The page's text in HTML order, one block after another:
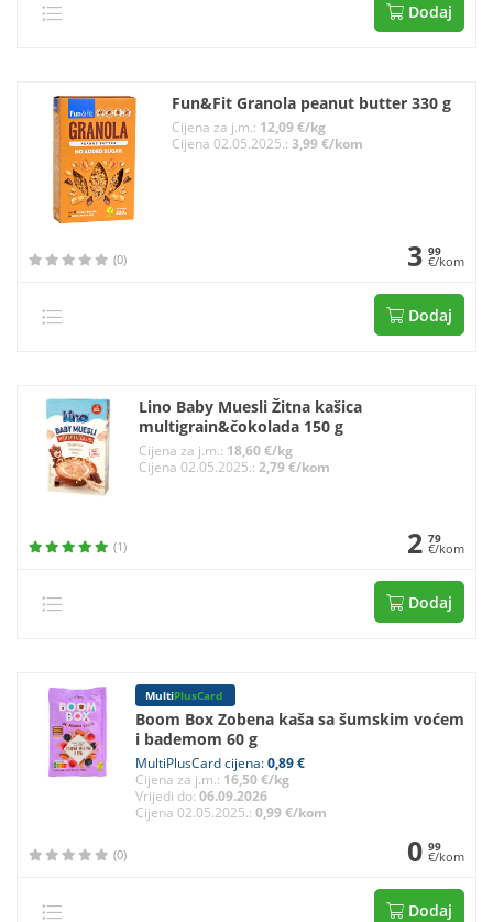
Dodaj
Fun&Fit Granola peanut butter 330 g
Cijena za j.m.: 12,09 €/kg
Cijena 02.05.2025.: 3,99 €/kom
(0) 3 99
€/kom
Dodaj
Lino Baby Muesli Žitna kašica
multigrain&čokolada 150 g
Cijena za j.m.: 18,60 €/kg
Cijena 02.05.2025.:2,79 €/kom
(1) 2 79
€/kom
Dodaj
MultiPlusCard
Boom Box Zobena kaša sa šumskim voćem
i bademom 60 g
MultiPlusCard cijena:0,89 €
Cijena za j.m.: 16,50 €/kg
Vrijedi do: 06.09.2026
Cijena 02.05.2025.: 0,99 €/kom
(0) 0 99
€/kom
Dodaj